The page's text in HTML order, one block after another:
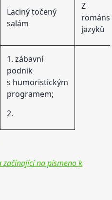
Laciný točený
salám
Z
jazyků
1. zábavní
podnik
s humoristickým
programem;
2.
začínající na písmeno k